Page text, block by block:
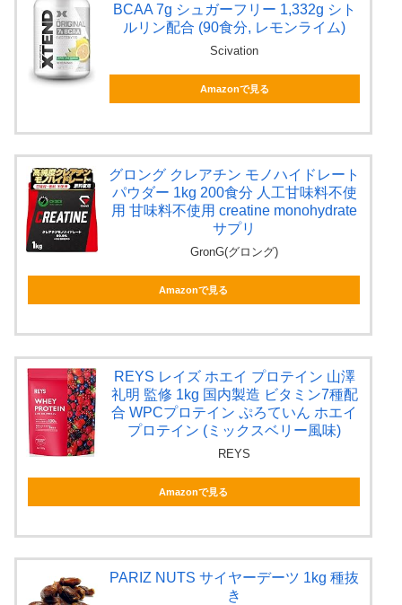
BCAA 7g シュガーフリー 1,332g シト
ルリン配合 (90食分, レモンライム)
Scivation
Amazonで見る
グロング クレアチン モノハイドレート
パウダー 1kg 200食分 人工甘味料不使
用 甘味料不使用 creatine monohydrate
サプリ
GronG(グロング)
Amazonで見る
REYS レイズ ホエイ プロテイン 山澤
礼明 監修 1kg 国内製造 ビタミン7種配
合 WPCプロテイン ぷろていん ホエイ
プロテイン (ミックスベリー風味)
REYS
Amazonで見る
PARIZ NUTS サイヤーデーツ 1kg 種抜
き